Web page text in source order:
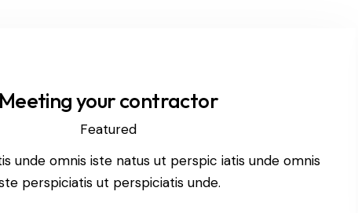
Meeting your contractor
Featured
unde omnis iste natus ut perspic iatis unde omnis
perspiciatis ut perspiciatis unde.